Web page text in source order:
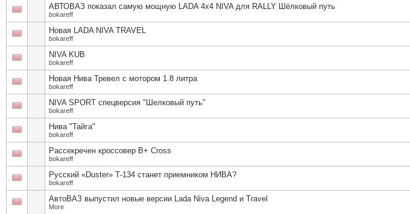
АВТОВАЗ показал самую мощную LADA 4x4 NIVA для RALLY Шёлковый путь
bokareff
Новая LADA NIVA TRAVEL
bokareff
NIVA KUB
bokareff
Новая Нива Тревел с мотором 1.8 литра
bokareff
NIVA SPORT спецверсия "Шелковый путь"
bokareff
Нива "Тайга"
bokareff
Рассекречен кроссовер В+ Cross
bokareff
Русский «Duster» Т-134 станет приемником НИВА?
bokareff
АвтоВАЗ выпустил новые версии Lada Niva Legend и Travel
More